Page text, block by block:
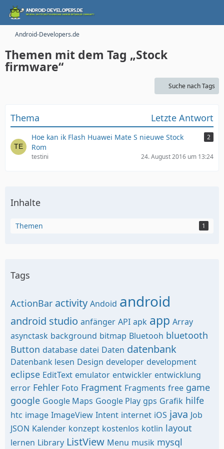
Android-Developers.de
Themen mit dem Tag „Stock
firmware“
Suche nach Tags
Thema Letzte Antwort
Hoe kan ik Flash Huawei Mate S nieuwe Stock
Rom
2
testini 24. August 2016 um 13:24
Inhalte
Themen 1
Tags
ActionBar activity Andoid android
android studio anfänger API apk app Array
asynctask background bitmap Bluetooh bluetooth
Button database datei Daten datenbank
Datenbank lesen Design developer development
eclipse EditText emulator entwickler entwicklung
error Fehler Foto Fragment Fragments free game
google Google Maps Google Play gps Grafik hilfe
htc image ImageView Intent internet iOS java Job
JSON Kalender konzept kostenlos kotlin layout
lernen Library ListView Menu musik mysql